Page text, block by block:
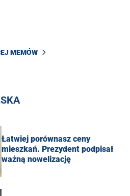
MEMÓW
Łatwiej porównasz ceny
mieszkań. Prezydent podpisał
ważną nowelizację